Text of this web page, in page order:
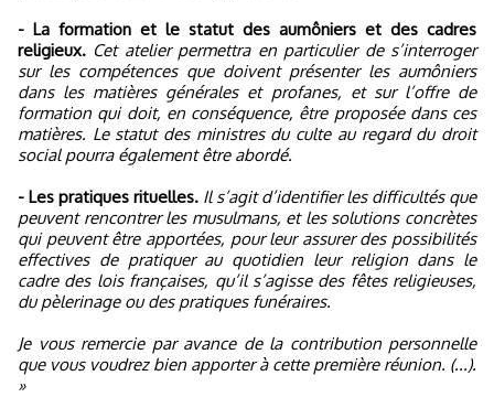
- La formation et le statut des aumôniers et des cadres
religieux. Cet atelier permettra en particulier de s’interroger
sur les compétences que doivent présenter les aumôniers
dans les matières générales et profanes, et sur l’offre de
formation qui doit, en conséquence, être proposée dans ces
matières. Le statut des ministres du culte au regard du droit
social pourra également être abordé.
- Les pratiques rituelles. Il s’agit d’identifier les difficultés que
peuvent rencontrer les musulmans, et les solutions concrètes
qui peuvent être apportées, pour leur assurer des possibilités
effectives de pratiquer au quotidien leur religion dans le
cadre des lois françaises, qu’il s’agisse des fêtes religieuses,
du pèlerinage ou des pratiques funéraires.
Je vous remercie par avance de la contribution personnelle
que vous voudrez bien apporter à cette première réunion. (...).
»